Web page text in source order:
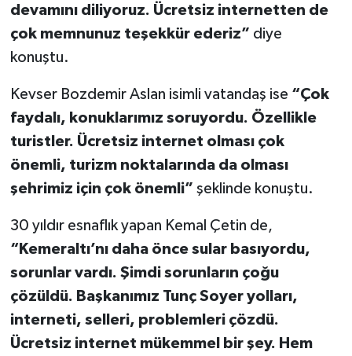
devamını diliyoruz. Ücretsiz internetten de
çok memnunuz teşekkür ederiz” diye
konuştu.
Kevser Bozdemir Aslan isimli vatandaş ise “Çok
faydalı, konuklarımız soruyordu. Özellikle
turistler. Ücretsiz internet olması çok
önemli, turizm noktalarında da olması
şehrimiz için çok önemli” şeklinde konuştu.
30 yıldır esnaflık yapan Kemal Çetin de,
“Kemeraltı’nı daha önce sular basıyordu,
sorunlar vardı. Şimdi sorunların çoğu
çözüldü. Başkanımız Tunç Soyer yolları,
interneti, selleri, problemleri çözdü.
Ücretsiz internet mükemmel bir şey. Hem